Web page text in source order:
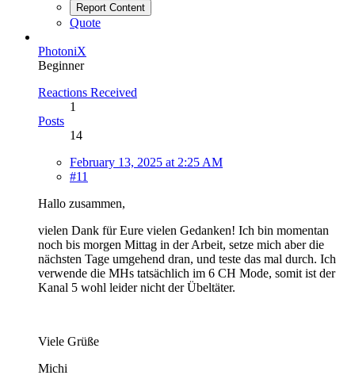
Report Content
Quote
PhotoniX
Beginner
Reactions Received
1
Posts
14
February 13, 2025 at 2:25 AM
#11
Hallo zusammen,
vielen Dank für Eure vielen Gedanken! Ich bin momentan
noch bis morgen Mittag in der Arbeit, setze mich aber die
nächsten Tage umgehend dran, und teste das mal durch. Ich
verwende die MHs tatsächlich im 6 CH Mode, somit ist der
Kanal 5 wohl leider nicht der Übeltäter.
Viele Grüße
Michi